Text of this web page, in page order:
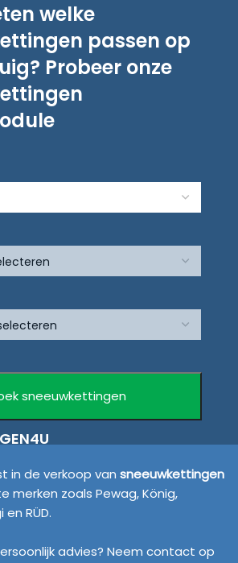
welke
passen op
Probeer onze
in de verkoop van sneeuwkettingen
merken zoals Pewag, König,
RÜD.
advies? Neem contact op